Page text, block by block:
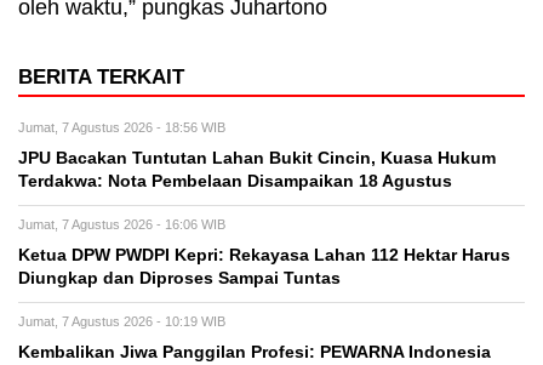
oleh waktu,” pungkas Juhartono
BERITA TERKAIT
Jumat, 7 Agustus 2026 - 18:56 WIB
JPU Bacakan Tuntutan Lahan Bukit Cincin, Kuasa Hukum
Terdakwa: Nota Pembelaan Disampaikan 18 Agustus
Jumat, 7 Agustus 2026 - 16:06 WIB
Ketua DPW PWDPI Kepri: Rekayasa Lahan 112 Hektar Harus
Diungkap dan Diproses Sampai Tuntas
Jumat, 7 Agustus 2026 - 10:19 WIB
Kembalikan Jiwa Panggilan Profesi: PEWARNA Indonesia